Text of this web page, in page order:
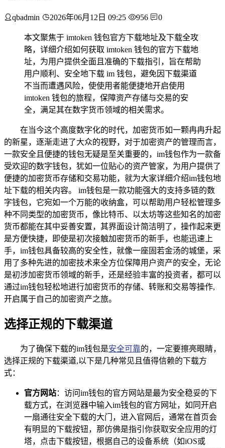
qbadmin 2026年06月12日 09:25 956 0
本文聚焦于 imtoken 钱包官方下载地址及下载全攻
略，详细介绍如何获取 imtoken 钱包的官方下载地
址，为用户提供全面且准确的下载指引，旨在帮助
用户顺利、安全地下载 im 钱包，避免因下载渠道
不当而遭遇风险，使使用者能便捷地开启使用
imtoken 钱包的旅程，保障资产存储与交易的安
全，满足其在数字货币领域的相关需求。
在当今这个高度数字化的时代，加密货币如一颗冉冉升起
的新星，逐渐走进了大众的视野，对于加密资产的管理而言，
一款安全且便捷的钱包无疑是至关重要的，im钱包作为一款备
受欢迎的数字钱包，犹如一位贴心的资产管家，为用户提供了
便捷的加密货币存储和交易功能，就为大家详细介绍im钱包地
址下载的相关内容。 im钱包是一款功能强大的支持多链的数
字钱包，它宛如一个万能的收纳盒，可以帮助用户轻松管理多
种不同类型的加密货币，像比特币、以太坊等这些知名的加密
货币都能在其中妥善安置，其界面设计简洁明了，操作起来更
是方便快捷，即使是初次接触加密货币的新手，也能迅速上
手，im钱包具备较高的安全性，就像一座固若金汤的城堡，采
用了多种先进的加密技术来全方位保障用户资产的安全，无论
是初涉加密货币领域的新手，还是经验丰富的投资者，都可以
通过im钱包轻松地进行加密货币的存储、转账和交易等操作,
开启属于自己的加密资产之旅。
选择正规的下载渠道
为了确保下载的im钱包是安全可靠的，一定要擦亮眼睛，
选择正规的下载渠道,以下是几种常见且值得信赖的下载方
式：
官方网站：访问im钱包的官方网站是最为安全稳妥的下
载方式，在浏览器中输入im钱包的官方网址，如同开启
一扇通往安全下载的大门，进入官网后，通常在首页会
有明显的下载按钮，那仿佛是指引你获取安全应用的灯
塔，点击下载按钮，根据自己的设备系统（如iOS或